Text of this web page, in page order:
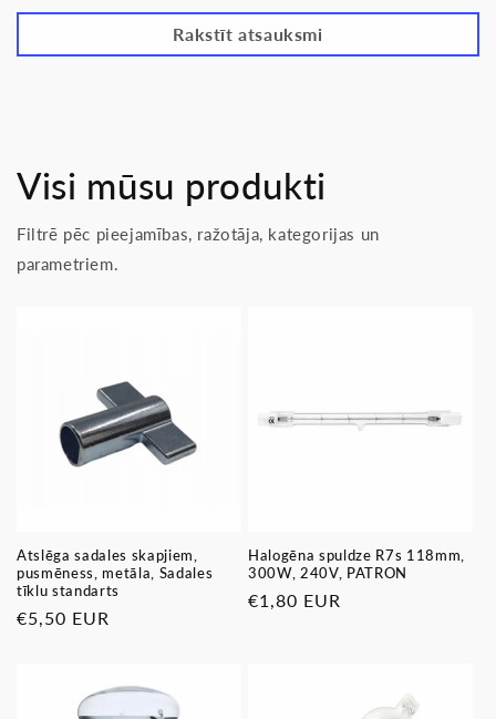
Rakstīt atsauksmi
Visi mūsu produkti
Filtrē pēc pieejamības, ražotāja, kategorijas un
parametriem.
Atslēga sadales skapjiem,
pusmēness, metāla, Sadales
tīklu standarts
Parastā
€5,50 EUR
Halogēna spuldze R7s 118mm,
300W, 240V, PATRON
Parastā
€1,80 EUR